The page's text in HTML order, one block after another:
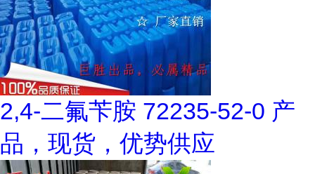
2,4-二氟苄胺 72235-52-0 产
品，现货，优势供应